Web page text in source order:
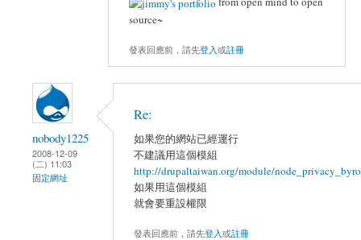
source~
發表回應前，請先登入或註冊
nobody1225
2008-12-09
(二) 11:03
固定網址
Re:
如果您的網站已經運行
不建議用這個模組
http://drupaltaiwan.org/module/
如果用這個模組
就會要重設權限
發表回應前，請先登入或註冊